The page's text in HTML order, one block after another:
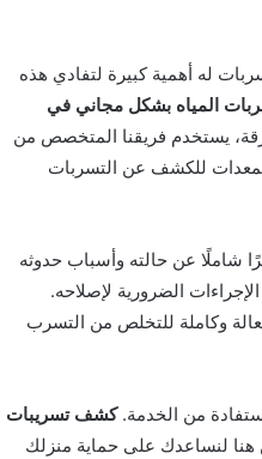
له أهمية كبيرة لتفادي هذه
المياه بشكل مجاني في
يستخدم فريقنا المتخصص من
للكشف عن التسربات
شاملًا عن حالته وأسباب حدوثه
الضرورية لإصلاحه.
وكاملة للتخلص من التسرب
من الخدمة.كشف تسريبات
هنا لنساعدك على حماية منزلك